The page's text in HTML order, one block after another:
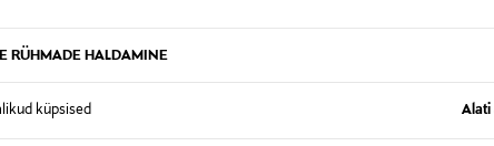
RÜHMADE HALDAMINE
küpsised Alati